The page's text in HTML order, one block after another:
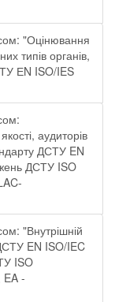
"Оцінювання
типів органів,
ЕN ISO/IES
аудиторів
ДСТУ EN
ДСТУ ISO
"Внутрішній
EN ISO/IEC
ISO
-